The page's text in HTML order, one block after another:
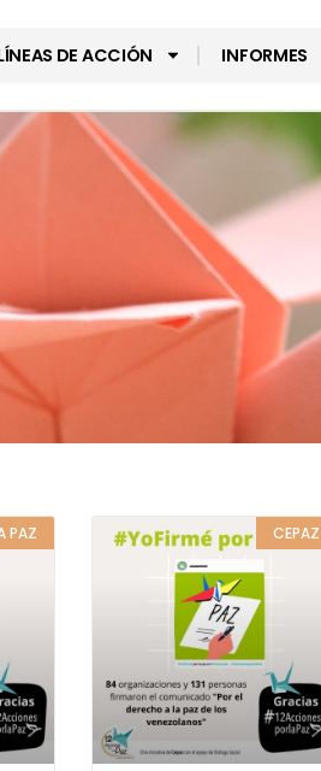
DE ACCIÓN INFORMES
PAZ CEPAZ